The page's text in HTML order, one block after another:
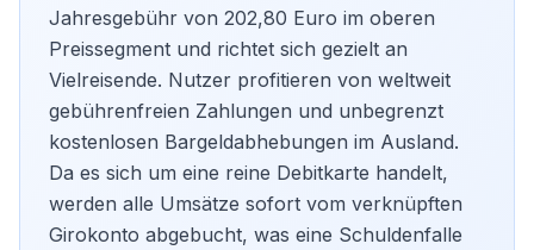
Jahresgebühr von 202,80 Euro im oberen
Preissegment und richtet sich gezielt an
Vielreisende. Nutzer profitieren von weltweit
gebührenfreien Zahlungen und unbegrenzt
kostenlosen Bargeldabhebungen im Ausland.
Da es sich um eine reine Debitkarte handelt,
werden alle Umsätze sofort vom verknüpften
Girokonto abgebucht, was eine Schuldenfalle